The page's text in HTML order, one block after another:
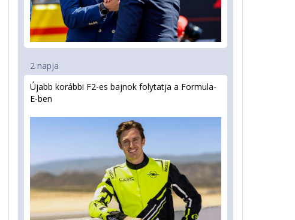
2 napja
Újabb korábbi F2-es bajnok folytatja a Formula-
E-ben